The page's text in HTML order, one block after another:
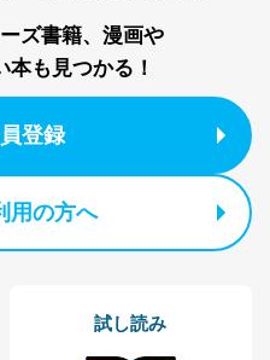
切に管理し､あらかじめ
者に提供することはあり
って、本人の同意を得るこ
行することに対して協力
ズ書籍、漫画や
も見つかる！
登録
用の方へ
試し読み